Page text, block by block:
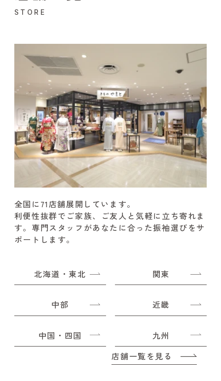
STORE
全国に71店舗展開しています。
利便性抜群でご家族、ご友人と気軽に立ち寄れま
す。 専門スタッフがあなたに合った振袖選びをサ
ポートします。
北海道・東北 関東
中部 近畿
中国・四国
九州
店舗一覧を見る